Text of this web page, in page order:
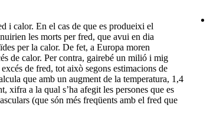
i calor. En el cas de que es produeixi el
les morts per fred, que avui en dia
per la calor. De fet, a Europa moren
de calor. Per contra, gairebé un milió i mig
de fred, tot això segons estimacions de
que amb un augment de la temperatura, 1,4
xifra a la qual s’ha afegit les persones que es
(que són més freqüents amb el fred que